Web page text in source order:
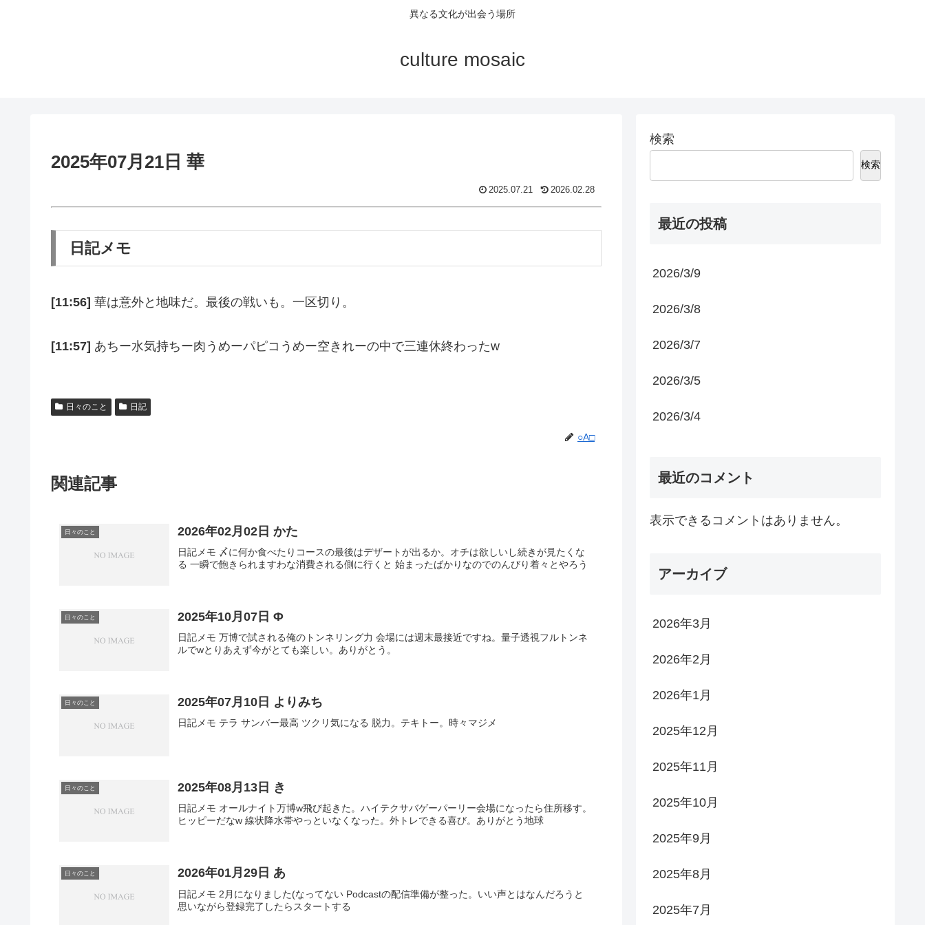
異なる文化が出会う場所
culture mosaic
2025年07月21日 華
2025.07.21 2026.02.28
日記メモ
[11:56] 華は意外と地味だ。最後の戦いも。一区切り。
[11:57] あちー水気持ちー肉うめーパピコうめー空きれーの中で三連休終わったw
日々のこと 日記
○A□
関連記事
日々のこと 2026年02月02日 かた
日記メモ 〆に何か食べたりコースの最後はデザートが出るか。オチは欲しいし続きが見たくな
る 一瞬で飽きられますわな消費される側に行くと 始まったばかりなのでのんびり着々とやろう
日々のこと 2025年10月07日 Φ
日記メモ 万博で試される俺のトンネリング力 会場には週末最接近ですね。量子透視フルトンネ
ルでwとりあえず今がとても楽しい。ありがとう。
日々のこと 2025年07月10日 よりみち
日記メモ テラ サンバー最高 ツクリ気になる 脱力。テキトー。時々マジメ
日々のこと 2025年08月13日 き
日記メモ オールナイト万博w飛び起きた。ハイテクサバゲーパーリー会場になったら住所移す。
ヒッピーだなw 線状降水帯やっといなくなった。外トレできる喜び。ありがとう地球
日々のこと 2026年01月29日 あ
日記メモ 2月になりました(なってない Podcastの配信準備が整った。いい声とはなんだろうと
思いながら登録完了したらスタートする
検索
検索
最近の投稿
2026/3/9
2026/3/8
2026/3/7
2026/3/5
2026/3/4
最近のコメント
表示できるコメントはありません。
アーカイブ
2026年3月
2026年2月
2026年1月
2025年12月
2025年11月
2025年10月
2025年9月
2025年8月
2025年7月